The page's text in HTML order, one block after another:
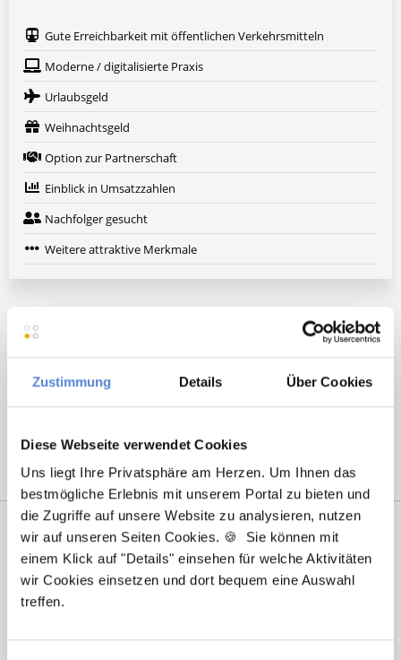
Zustimmung Details Über Cookies
Diese Webseite verwendet Cookies
Uns liegt Ihre Privatsphäre am Herzen. Um Ihnen das
bestmögliche Erlebnis mit unserem Portal zu bieten und
die Zugriffe auf unsere Website zu analysieren, nutzen
wir auf unseren Seiten Cookies. 🍪 Sie können mit
einem Klick auf "Details" einsehen für welche Aktivitäten
wir Cookies einsetzen und dort bequem eine Auswahl
treffen.
Gute Erreichbarkeit mit öffentlichen Verkehrsmitteln
Moderne / digitalisierte Praxis
Urlaubsgeld
Weihnachtsgeld
Option zur Partnerschaft
Einblick in Umsatzzahlen
Nachfolger gesucht
Weitere attraktive Merkmale
Hier finden Sie aktuelle Stellenangebote in Ihrer
Wunschregion:
Augsburg|Berlin| |Erlangen Hamburg|Hannover|
Heidelberg|Krefeld|Lippstadt|Mannheim|Marl|München|